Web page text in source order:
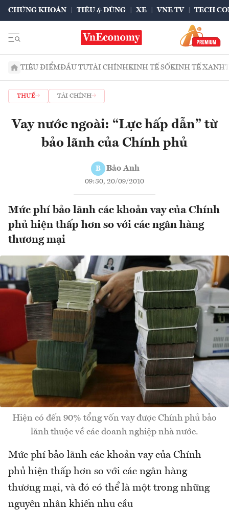
CHỨNG KHOÁN TIÊU & DÙNG XE VNE TV TECH
TIÊU ĐIỂMĐẦU TƯTÀI CHÍNHKINH TẾ SỐKINH TẾ XANH
THUẾ TÀI CHÍNH
Vay nước ngoài: “Lực hấp dẫn” từ
bảo lãnh của Chính phủ
B Bảo Anh
09:30, 20/09/2010
Mức phí bảo lãnh các khoản vay của Chính
phủ hiện thấp hơn so với các ngân hàng
thương mại
Hiện có đến 90% tổng vốn vay được Chính phủ bảo
lãnh thuộc về các doanh nghiệp nhà nước.
Mức phí bảo lãnh các khoản vay của Chính
phủ hiện thấp hơn so với các ngân hàng
thương mại, và đó có thể là một trong những
nguyên nhân khiến nhu cầu